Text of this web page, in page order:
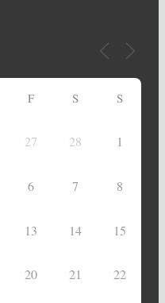
F S S
27 28 1
6 7 8
13 14 15
20 21 22